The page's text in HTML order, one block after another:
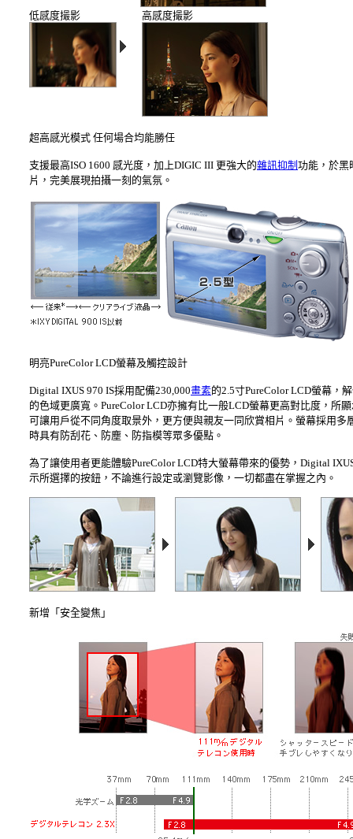
低感度撮影 高感度撮影
超高感光模式 任何場合均能勝任
支援最高ISO 1600 感光度，加上DIGIC III 更強大的雜訊抑制 功能，於黑
片，完美展現拍攝一刻的氣氛。
明亮PureColor LCD螢幕及觸控設計
Digital IXUS 970 IS採用配備230,000畫素的2.5寸PureColor LCD螢幕，
的色域更廣寬。PureColor LCD亦擁有比一般LCD螢幕更高對比度，所
可讓用戶從不同角度取景外，更方便與親友一同欣賞相片。螢幕採用
時具有防刮花、防塵、防指模等眾多優點。
為了讓使用者更能體驗PureColor LCD特大螢幕帶來的優勢，Digital
示所選擇的按鈕，不論進行設定或瀏覽影像，一切都盡在掌握之內。
新增「安全變焦」